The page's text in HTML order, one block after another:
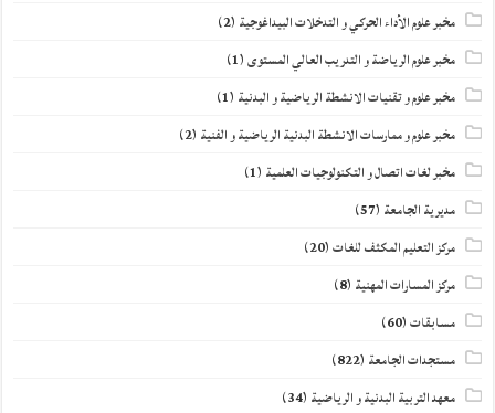
مخبر علوم الأداء الحركي و التدخلات البيداغوجية (2)
مخبر علوم الرياضة و التدريب العالي المستوى(1)
مخبر علوم و تقنيات الانشطة الرياضية و البدنية (1)
مخبر علوم و ممارسات الانشطة البدنية الرياضية و الفنية (2)
مخبر لغات اتصال و التكنولوجيات العلمية (1)
مديرية الجامعة (57)
مركز التعليم المكثف للغات(20)
مركز المسارات المهنية (8)
مسابقات(60)
مستجدات الجامعة (822)
معهد التربية البدنية و الرياضية (34)